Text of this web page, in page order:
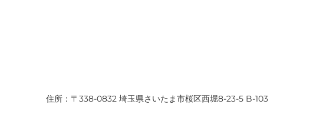
住所：〒338-0832 埼玉県さいたま市桜区西堀8-23-5 B-103